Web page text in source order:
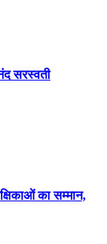
सरस्वती
का सम्मान,